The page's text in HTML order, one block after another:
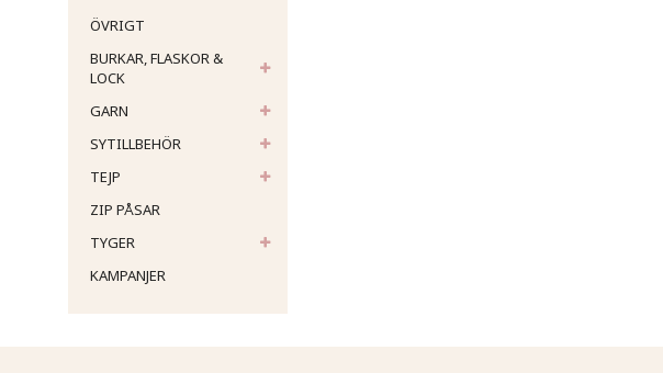
ÖVRIGT
BURKAR, FLASKOR &
LOCK
GARN
SYTILLBEHÖR
TEJP
ZIP PÅSAR
TYGER
KAMPANJER